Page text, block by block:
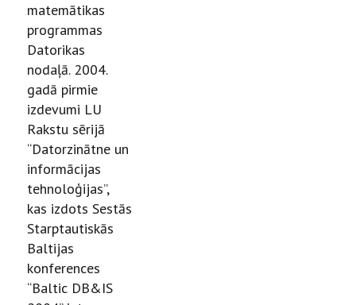
matemātikas
programmas
Datorikas
nodaļā. 2004.
gadā pirmie
izdevumi LU
Rakstu sērijā
“Datorzinātne un
informācijas
tehnoloģijas”,
kas izdots Sestās
Starptautiskās
Baltijas
konferences
“Baltic DB&IS